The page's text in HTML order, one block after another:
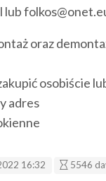
lub
oraz
osobiście
adres
16:32 5546